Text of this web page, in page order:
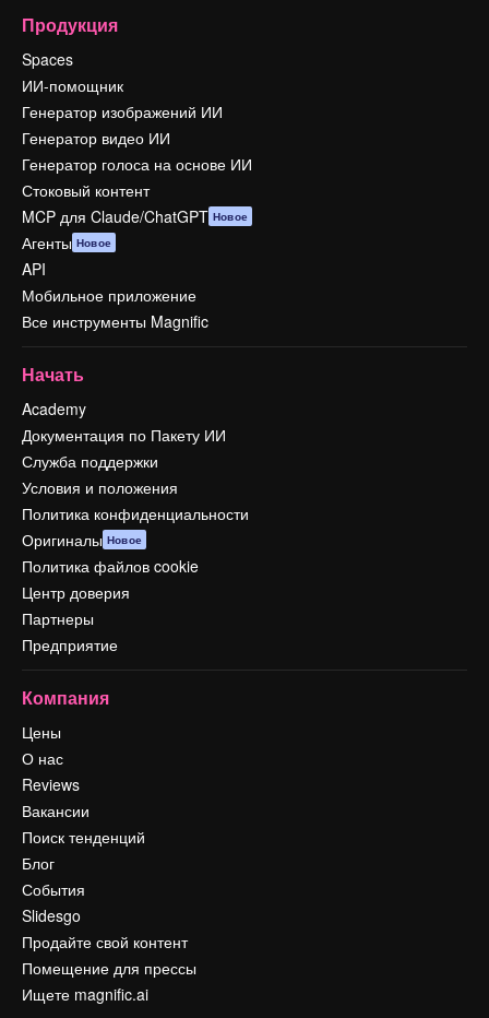
Продукция
Spaces
ИИ-помощник
Генератор изображений ИИ
Генератор видео ИИ
Генератор голоса на основе ИИ
Стоковый контент
MCP для Claude/ChatGPT Новое
Агенты Новое
API
Мобильное приложение
Все инструменты Magnific
Начать
Academy
Документация по Пакету ИИ
Служба поддержки
Условия и положения
Политика конфиденциальности
Оригиналы Новое
Политика файлов cookie
Центр доверия
Партнеры
Предприятие
Компания
Цены
О нас
Reviews
Вакансии
Поиск тенденций
Блог
События
Slidesgo
Продайте свой контент
Помещение для прессы
Ищете magnific.ai